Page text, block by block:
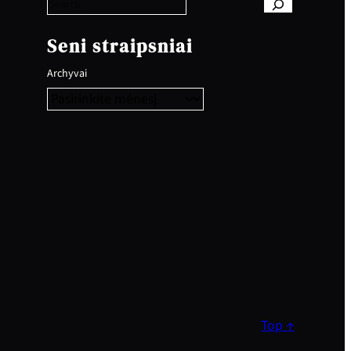
c
h
Seni straipsniai
Archyvai
Top ↑